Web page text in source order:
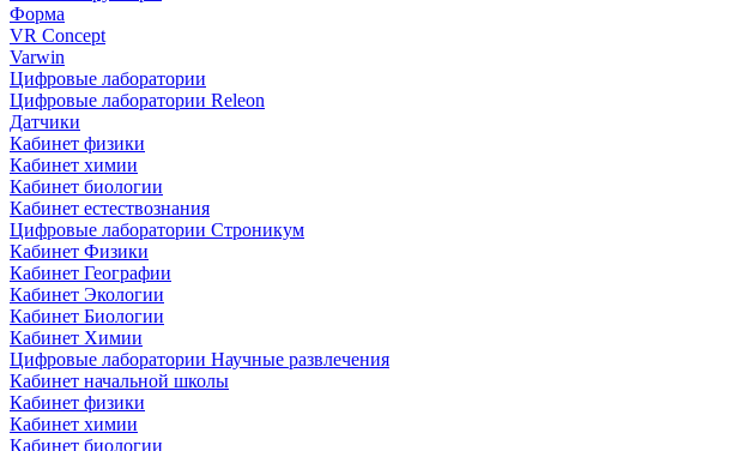
Форма
VR Concept
Varwin
Цифровые лаборатории
Цифровые лаборатории Releon
Датчики
Кабинет физики
Кабинет химии
Кабинет биологии
Кабинет естествознания
Цифровые лаборатории Строникум
Кабинет Физики
Кабинет Географии
Кабинет Экологии
Кабинет Биологии
Кабинет Химии
Цифровые лаборатории Научные развлечения
Кабинет начальной школы
Кабинет физики
Кабинет химии
Кабинет биологии